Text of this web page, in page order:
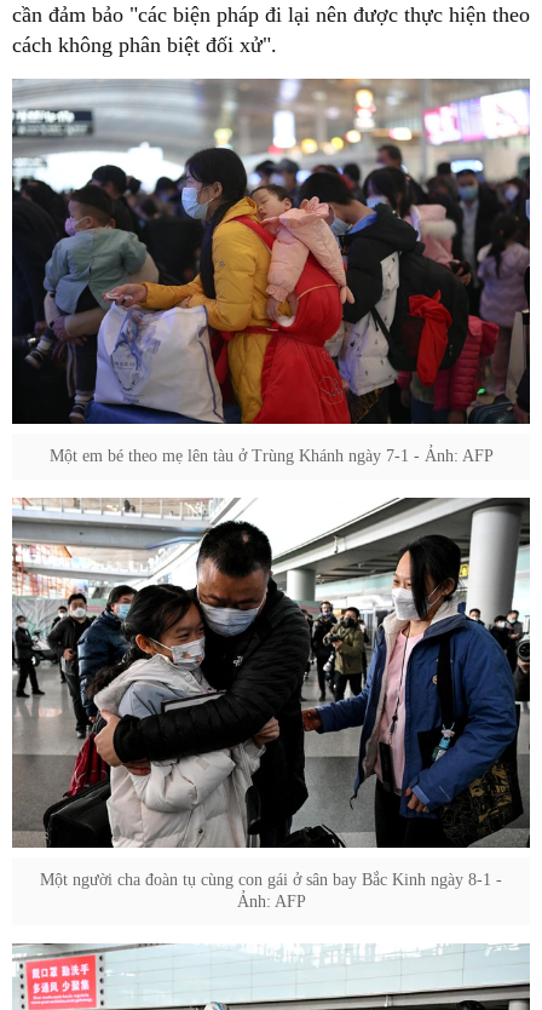
cần đảm bảo "các biện pháp đi lại nên được thực hiện theo
cách không phân biệt đối xử".
Một em bé theo mẹ lên tàu ở Trùng Khánh ngày 7-1 - Ảnh: AFP
Một người cha đoàn tụ cùng con gái ở sân bay Bắc Kinh ngày 8-1 -
Ảnh: AFP